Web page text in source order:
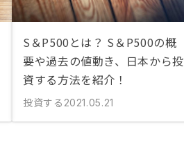
S＆P500とは？ S＆P500の概
要や過去の値動き、日本から投
資する方法を紹介！
投資する 2021.05.21